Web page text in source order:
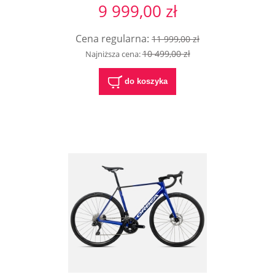
9 999,00 zł
Cena regularna: 11 999,00 zł
Najniższa cena:10 499,00 zł
do koszyka